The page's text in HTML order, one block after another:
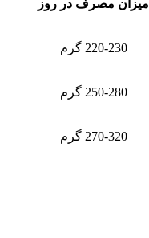
میزان مصرف در روز
220-230 گرم
250-280 گرم
270-320 گرم